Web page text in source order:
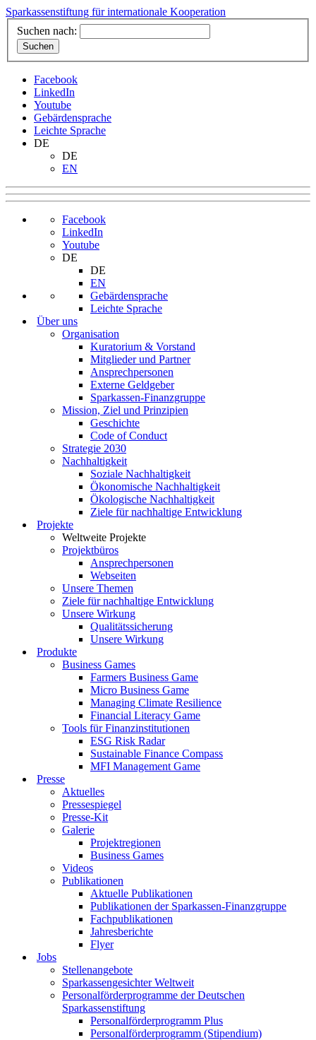
Sparkassenstiftung für internationale Kooperation
Suchen nach:
Facebook
LinkedIn
Youtube
Gebärdensprache
Leichte Sprache
DE
DE
EN
Facebook
LinkedIn
Youtube
DE
DE
EN
Gebärdensprache
Leichte Sprache
Über uns
Organisation
Kuratorium & Vorstand
Mitglieder und Partner
Ansprechpersonen
Externe Geldgeber
Sparkassen-Finanzgruppe
Mission, Ziel und Prinzipien
Geschichte
Code of Conduct
Strategie 2030
Nachhaltigkeit
Soziale Nachhaltigkeit
Ökonomische Nachhaltigkeit
Ökologische Nachhaltigkeit
Ziele für nachhaltige Entwicklung
Projekte
Weltweite Projekte
Projektbüros
Ansprechpersonen
Webseiten
Unsere Themen
Ziele für nachhaltige Entwicklung
Unsere Wirkung
Qualitätssicherung
Unsere Wirkung
Produkte
Business Games
Farmers Business Game
Micro Business Game
Managing Climate Resilience
Financial Literacy Game
Tools für Finanzinstitutionen
ESG Risk Radar
Sustainable Finance Compass
MFI Management Game
Presse
Aktuelles
Pressespiegel
Presse-Kit
Galerie
Projektregionen
Business Games
Videos
Publikationen
Aktuelle Publikationen
Publikationen der Sparkassen-Finanzgruppe
Fachpublikationen
Jahresberichte
Flyer
Jobs
Stellenangebote
Sparkassengesichter Weltweit
Personalförderprogramme der Deutschen
Sparkassenstiftung
Personalförderprogramm Plus
Personalförderprogramm (Stipendium)